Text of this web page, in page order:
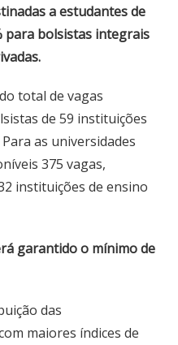
a estudantes de
para bolsistas integrais
total de vagas
de 59 instituições
as universidades
375 vagas,
instituições de ensino
garantido o mínimo de
das
maiores índices de